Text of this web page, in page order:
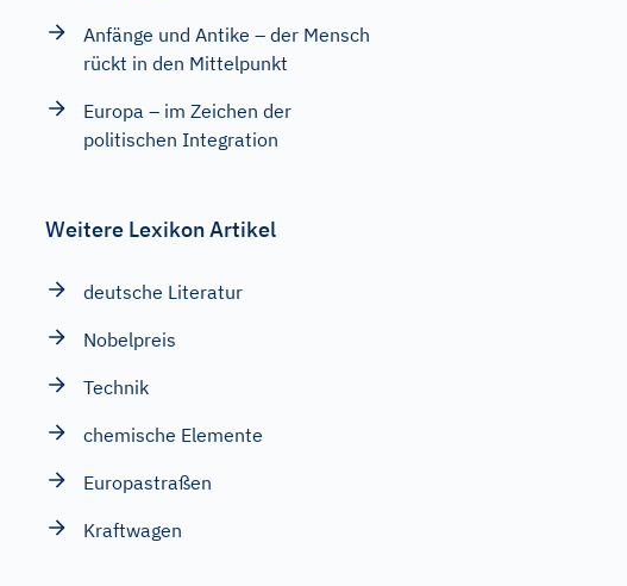
Anfänge und Antike – der Mensch
rückt in den Mittelpunkt
Europa – im Zeichen der
politischen Integration
Weitere Lexikon Artikel
deutsche Literatur
Nobelpreis
Technik
chemische Elemente
Europastraßen
Kraftwagen